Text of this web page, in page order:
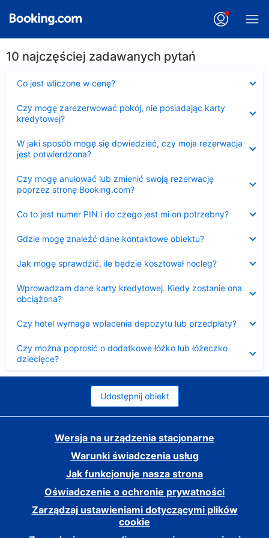
10 najczęściej zadawanych pytań
Co jest wliczone w cenę?
Czy mogę zarezerwować pokój, nie posiadając karty
kredytowej?
W jaki sposób mogę się dowiedzieć, czy moja rezerwacja
jest potwierdzona?
Czy mogę anulować lub zmienić swoją rezerwację
poprzez stronę Booking.com?
Co to jest numer PIN i do czego jest mi on potrzebny?
Gdzie mogę znaleźć dane kontaktowe obiektu?
Jak mogę sprawdzić, ile będzie kosztował nocleg?
Wprowadzam dane karty kredytowej. Kiedy zostanie ona
obciążona?
Czy hotel wymaga wpłacenia depozytu lub przedpłaty?
Czy można poprosić o dodatkowe łóżko lub łóżeczko
dziecięce?
Udostępnij obiekt
Wersja na urządzenia stacjonarne
Warunki świadczenia usług
Jak funkcjonuje nasza strona
Oświadczenie o ochronie prywatności
Zarządzaj ustawieniami dotyczącymi plików
cookie